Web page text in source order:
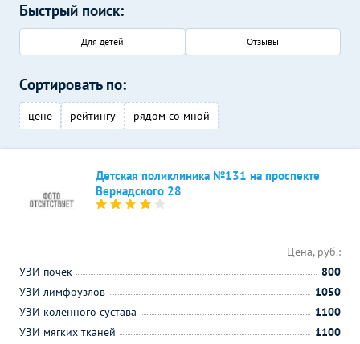
Быстрый поиск:
Для детей Отзывы
Сортировать по:
цене рейтингу рядом со мной
Детская поликлиника №131 на проспекте
Вернадского 28
Цена, руб.:
УЗИ почек
800
УЗИ лимфоузлов
1050
УЗИ коленного сустава
1100
УЗИ мягких тканей
1100